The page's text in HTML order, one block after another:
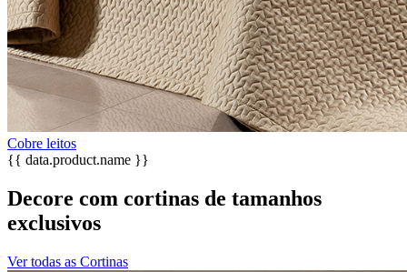
Cobre leitos
{{ data.product.name }}
Decore com cortinas de tamanhos
exclusivos
Ver todas as Cortinas